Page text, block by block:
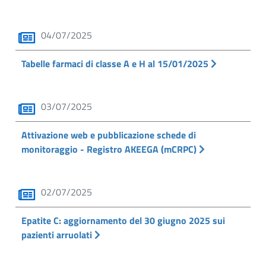
04/07/2025
Tabelle farmaci di classe A e H al 15/01/2025
03/07/2025
Attivazione web e pubblicazione schede di
monitoraggio - Registro AKEEGA (mCRPC)
02/07/2025
Epatite C: aggiornamento del 30 giugno 2025 sui
pazienti arruolati